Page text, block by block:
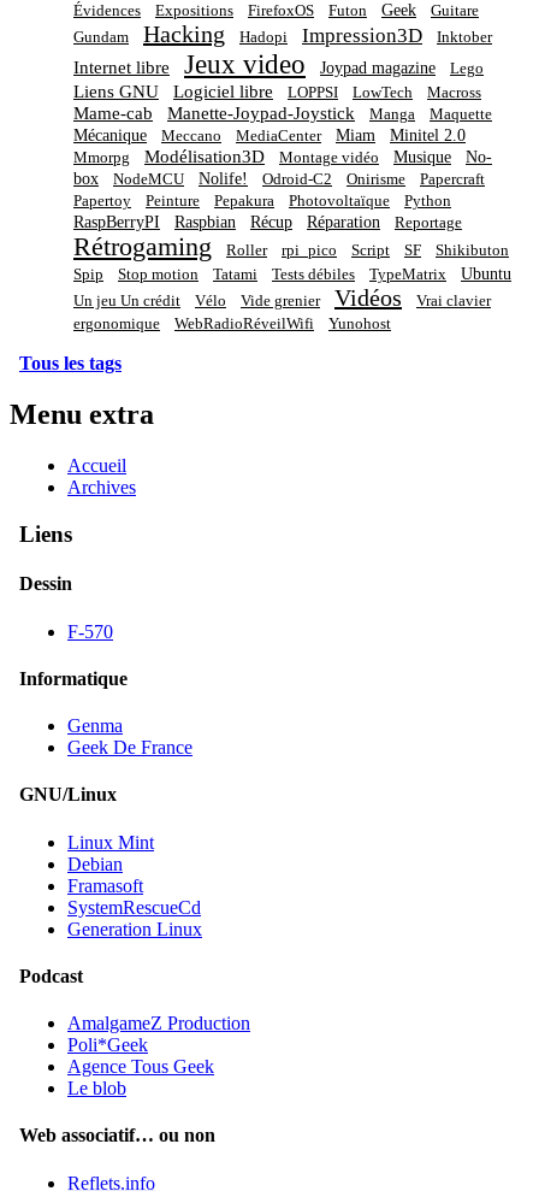
Évidences
Expositions FirefoxOS Futon Geek
Guitare
Gundam
Hacking Hadopi Impression3D Inktober
Internet libre Jeux video Joypad magazine Lego
Liens GNU Logiciel libre LOPPSI LowTech Macross
Mame-cab Manette-Joypad-Joystick Manga Maquette
Mécanique Meccano MediaCenter Miam Minitel 2.0
Mmorpg Modélisation3D Montage vidéo Musique
No-
box
NodeMCU Nolife! Odroid-C2 Onirisme
Papercraft
Papertoy
Peinture Pepakura Photovoltaïque Python
RaspBerryPI Raspbian Récup Réparation Reportage
Rétrogaming Roller rpi_pico Script SF
Shikibuton
Spip
Stop motion Tatami Tests débiles TypeMatrix Ubuntu
Un jeu Un crédit Vélo Vide grenier Vidéos
Vrai clavier
ergonomique
WebRadioRéveilWifi Yunohost
Tous les tags
Menu extra
Accueil
Archives
Liens
Dessin
F-570
Informatique
Genma
Geek De France
GNU/Linux
Linux Mint
Debian
Framasoft
SystemRescueCd
Generation Linux
Podcast
AmalgameZ Production
Poli*Geek
Agence Tous Geek
Le blob
Web associatif… ou non
Reflets.info